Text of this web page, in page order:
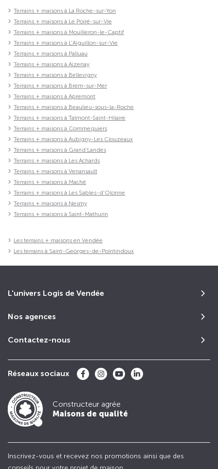
Terrains + maisons à La Roche-sur-Yon
Terrains + maisons à Le Poiré-sur-Vie
Terrains + maisons à Mouilleron-le-Captif
Terrains + maisons à L'Aiguillon-sur-Vie
Terrains + maisons à Palluau
Terrains + maisons à Aizenay
Terrains + maisons à Bellevigny
Terrains + maisons à Brem-sur-Mer
Terrains + maisons à Apremont
Terrains + maisons à Beaulieu-sous-la-Roche
Terrains + maisons à Talmont-Saint-Hilaire
Terrains + maisons à Commequiers
Terrains + maisons à Aubigny-Les Clouzeaux
Terrains + maisons à Grand'Landes
Terrains + maisons à Les Achards
Terrains + maisons à Venansault
Terrains + maisons à Maché
Terrains + maisons à Les Sables-d'Olonne
Terrains + maisons à Nesmy
Terrains + maisons à Saint-Mathurin
Les terrains + maisons en Vendée
Les terrains à Saint-Georges-de-Pointindoux
L'univers Logis de Vendée
Nos agences
Contactez-nous
Réseaux sociaux
Constructeur agrée
Maisons de qualité
Inscrivez-vous et recevez nos promotions ainsi que des